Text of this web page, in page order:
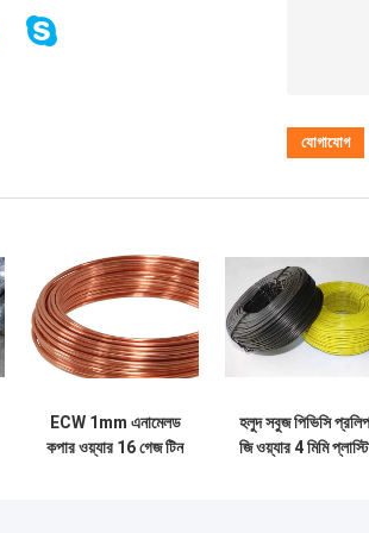
ECW 1mm এনামেলড
কপার ওয়্যার 16 গেজ টিন
হলুদ সবুজ পিভিসি
জি ওয়্যার 4 মিমি